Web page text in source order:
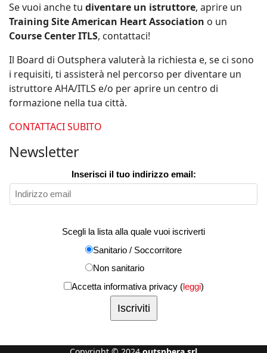
Se vuoi anche tu diventare un istruttore, aprire un
Training Site American Heart Association o un
Course Center ITLS, contattaci!
Il Board di Outsphera valuterà la richiesta e, se ci sono
i requisiti, ti assisterà nel percorso per diventare un
istruttore AHA/ITLS e/o per aprire un centro di
formazione nella tua città.
CONTATTACI SUBITO
Newsletter
Inserisci il tuo indirizzo email:
Scegli la lista alla quale vuoi iscriverti
Sanitario / Soccorritore
Non sanitario
Accetta informativa privacy (leggi)